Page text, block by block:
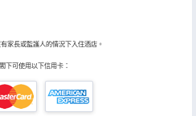
家長或監護人的情況下入住酒店。
下可使用以下信用卡：